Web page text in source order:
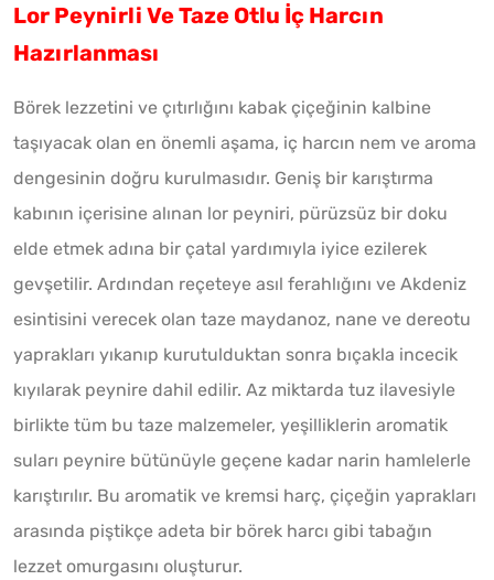
Lor Peynirli Ve Taze Otlu İç Harcın
Hazırlanması
Börek lezzetini ve çıtırlığını kabak çiçeğinin kalbine
taşıyacak olan en önemli aşama, iç harcın nem ve aroma
dengesinin doğru kurulmasıdır. Geniş bir karıştırma
kabının içerisine alınan lor peyniri, pürüzsüz bir doku
elde etmek adına bir çatal yardımıyla iyice ezilerek
gevşetilir. Ardından reçeteye asıl ferahlığını ve Akdeniz
esintisini verecek olan taze maydanoz, nane ve dereotu
yaprakları yıkanıp kurutulduktan sonra bıçakla incecik
kıyılarak peynire dahil edilir. Az miktarda tuz ilavesiyle
birlikte tüm bu taze malzemeler, yeşilliklerin aromatik
suları peynire bütünüyle geçene kadar narin hamlelerle
karıştırılır. Bu aromatik ve kremsi harç, çiçeğin yaprakları
arasında piştikçe adeta bir börek harcı gibi tabağın
lezzet omurgasını oluşturur.